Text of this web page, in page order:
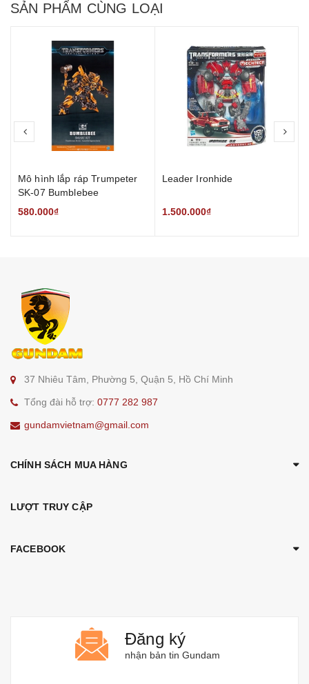
SẢN PHẨM CÙNG LOẠI
Mô hình lắp ráp Trumpeter
SK-07 Bumblebee
Transformers TLK Model Kit
580.000₫
Leader Ironhide
1.500.000₫
37 Nhiêu Tâm, Phường 5, Quận 5, Hồ Chí Minh
Tổng đài hỗ trợ: 0777 282 987
gundamvietnam@gmail.com
CHÍNH SÁCH MUA HÀNG
LƯỢT TRUY CẬP
FACEBOOK
Đăng ký
nhận bản tin Gundam